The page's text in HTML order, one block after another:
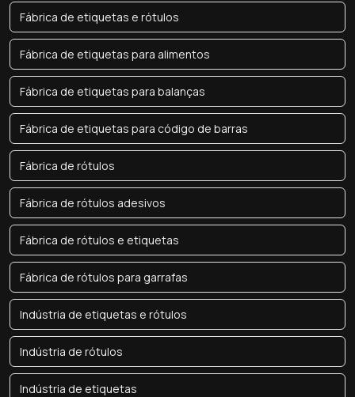
Fábrica de etiquetas e rótulos
Fábrica de etiquetas para alimentos
Fábrica de etiquetas para balanças
Fábrica de etiquetas para código de barras
Fábrica de rótulos
Fábrica de rótulos adesivos
Fábrica de rótulos e etiquetas
Fábrica de rótulos para garrafas
Indústria de etiquetas e rótulos
Indústria de rótulos
Indústria de etiquetas